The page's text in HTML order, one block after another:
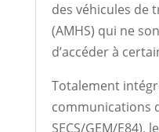
des véhicules de
(AMHS) qui ne
d’accéder à
Totalement
communications
SECS/GEM/E84),